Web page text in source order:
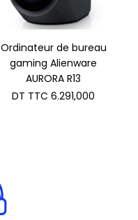
Ordinateur de bureau
gaming Alienware
AURORA R13
DT TTC 6.291,000